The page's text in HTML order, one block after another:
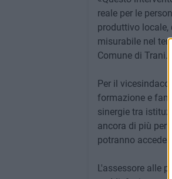
reale per le
produttivo
misurabile nel
Comune di Trani.
Per il
formazione e
sinergie tra
ancora di più per
potranno
L'assessore alle